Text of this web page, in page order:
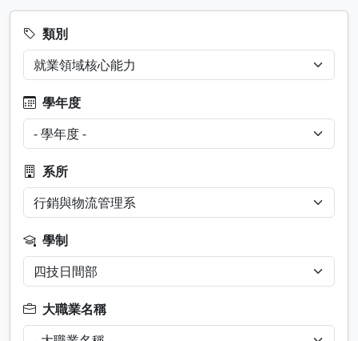
類別
學年度
系所
學制
大職業名稱